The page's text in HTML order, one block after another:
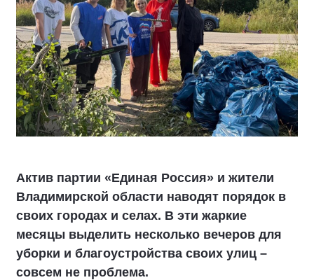
Актив партии «Единая Россия» и жители
Владимирской области наводят порядок в
своих городах и селах. В эти жаркие
месяцы выделить несколько вечеров для
уборки и благоустройства своих улиц –
совсем не проблема.